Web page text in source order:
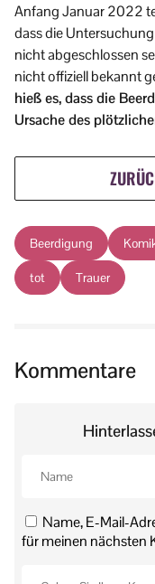
Anfang Januar 2022
dass die
nicht abgeschlossen
nicht offiziell bekannt
hieß es, dass die
Ursache des
Beerdigung
tot Trauer
Kommentare
Name, E-Mail-
für meinen nächsten